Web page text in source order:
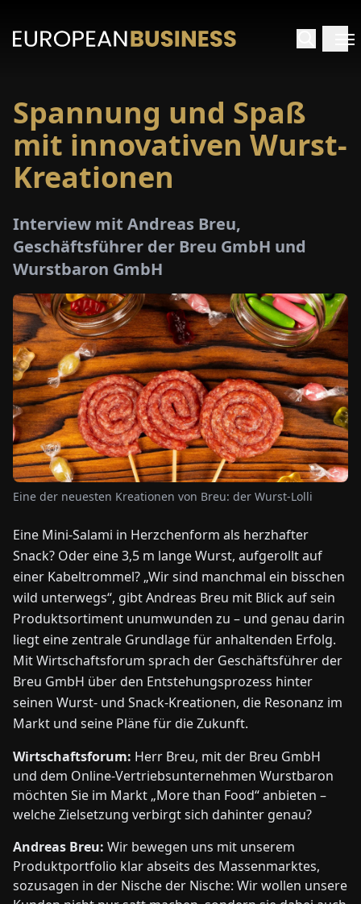
PAPER
NEWS
ÜBER
UNS
KONTAKT
UNS
Spannung und Spaß
mit innovativen Wurst-
Kreationen
Interview mit Andreas Breu,
Geschäftsführer der Breu GmbH und
Wurstbaron GmbH
Eine der neuesten Kreationen von Breu: der Wurst-Lolli
Eine Mini-Salami in Herzchenform als herzhafter
Snack? Oder eine 3,5 m lange Wurst, aufgerollt auf
einer Kabeltrommel? „Wir sind manchmal ein bisschen
wild unterwegs“, gibt Andreas Breu mit Blick auf sein
Produktsortiment unumwunden zu – und genau darin
liegt eine zentrale Grundlage für anhaltenden Erfolg.
Mit Wirtschaftsforum sprach der Geschäftsführer der
Breu GmbH über den Entstehungsprozess hinter
seinen Wurst- und Snack-Kreationen, die Resonanz im
Markt und seine Pläne für die Zukunft.
Wirtschaftsforum: Herr Breu, mit der Breu GmbH
und dem Online-Vertriebsunternehmen Wurstbaron
möchten Sie im Markt „More than Food“ anbieten –
welche Zielsetzung verbirgt sich dahinter genau?
Andreas Breu: Wir bewegen uns mit unserem
Produktportfolio klar abseits des Massenmarktes,
sozusagen in der Nische der Nische: Wir wollen unsere